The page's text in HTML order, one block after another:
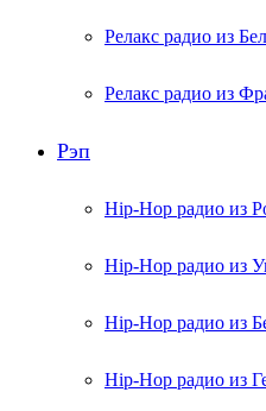
Релакс радио из
Релакс радио из
Рэп
Hip-Hop радио из
Hip-Hop радио из
Hip-Hop радио из
Hip-Hop радио из